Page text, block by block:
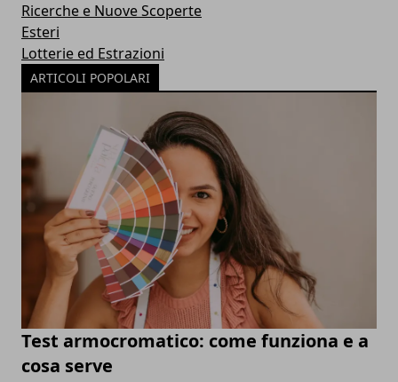
Ricerche e Nuove Scoperte
Esteri
Lotterie ed Estrazioni
ARTICOLI POPOLARI
Test armocromatico: come funziona e a
cosa serve